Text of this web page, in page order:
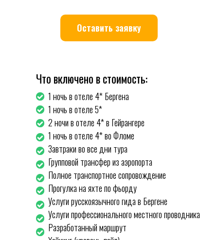
1 ночь в отеле 4* Бергена
1 ночь в отеле 5*
2 ночи в отеле 4* в Гейрангере
1 ночь в отеле 4* во Фломе
Завтраки во все дни тура
Групповой трансфер из аэропорта
Полное транспортное сопровождение
Прогулка на яхте по фьорду
Услуги русскоязычного гида в Бергене
Услуги профессионального местного проводника
Разработанный маршрут
Что включено в стоимость:
Оставить заявку